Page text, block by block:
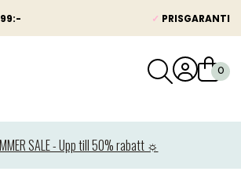
✓ PRISGARANTI
SALE - Upp till 50% rabatt ☼
Barnvagnar